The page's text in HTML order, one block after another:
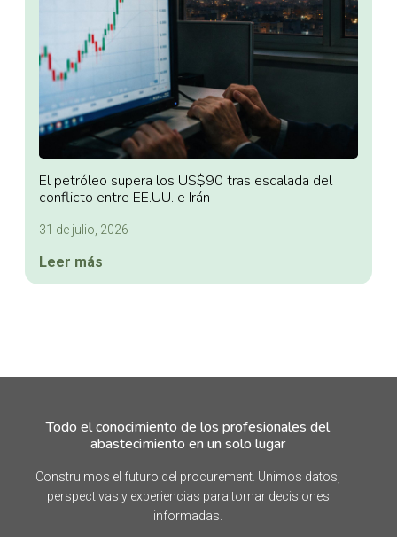
El petróleo supera los US$90 tras escalada del
conflicto entre EE.UU. e Irán
31 de julio, 2026
Leer más
Todo el conocimiento de los profesionales del
abastecimiento en un solo lugar
Construimos el futuro del procurement. Unimos datos,
perspectivas y experiencias para tomar decisiones
informadas.